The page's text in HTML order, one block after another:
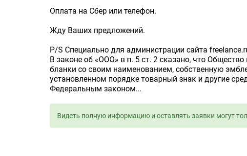
Оплата на Сбер или телефон.
Жду Ваших предложений.
P/S Специально для администрации сайта
В законе об «ООО» в п. 5 ст. 2 сказано, что
бланки со своим наименованием, собственную
установленном порядке товарный знак и другие
Федеральным законом...
Видеть полную информацию и оставлять заявки могут